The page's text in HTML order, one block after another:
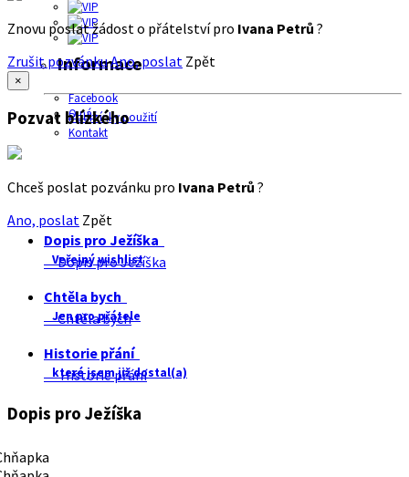
Informace
Facebook
O nás
Podmínky použití
Kontakt
Znovu poslat žádost o přátelství pro Ivana Petrů ?
Zrušit pozvánkuAno, poslat Zpět
×
Pozvat blízkého
Chceš poslat pozvánku pro Ivana Petrů ?
Ano, poslat Zpět
Dopis pro Ježíška
Veřejný wishlist
Dopis pro Ježíška
Chtěla bych
Jen pro přátele
Chtěla bych
Historie přání
které jsem již dostal(a)
Historie přání
Dopis pro Ježíška